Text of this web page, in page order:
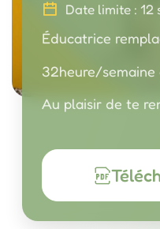
Date limite : 12
Éducatrice
32heure/semaine
Au plaisir de te